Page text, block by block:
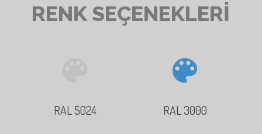
RENK SEÇENEKLERİ
RAL 5024 RAL 3000